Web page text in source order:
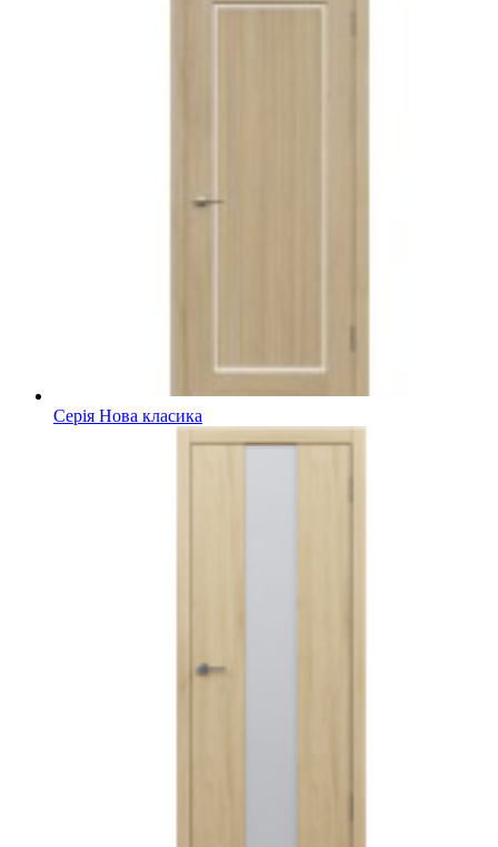
Серія Нова класика